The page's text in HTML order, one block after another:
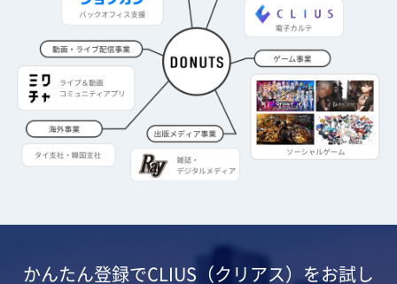
かんたん登録でCLIUS（クリアス）をお試し